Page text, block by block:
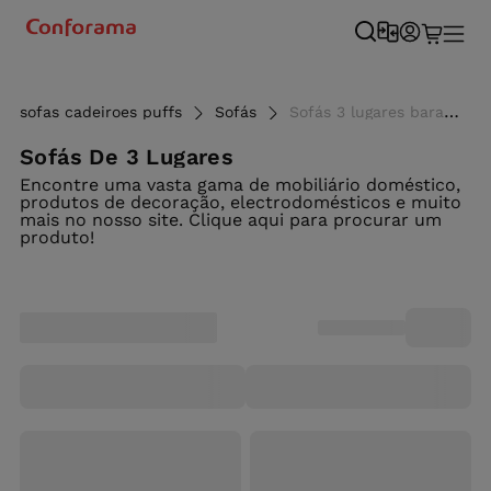
sofas cadeiroes puffs Sofás Sofás 3 lugares baratos e modernos - Conforama
Sofás De 3 Lugares
Encontre uma vasta gama de mobiliário doméstico,
produtos de decoração, electrodomésticos e muito
mais no nosso site. Clique aqui para procurar um
produto!